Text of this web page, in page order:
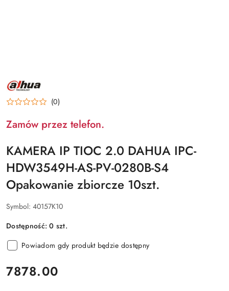
NAZWA
PRODUCENTA:
DAHUA
(0)
Zamów przez telefon.
KAMERA IP TIOC 2.0 DAHUA IPC-
HDW3549H-AS-PV-0280B-S4
Opakowanie zbiorcze 10szt.
Symbol: 40157K10
Dostępność:0 szt.
Powiadom gdy produkt będzie dostępny
cena:
7878.00